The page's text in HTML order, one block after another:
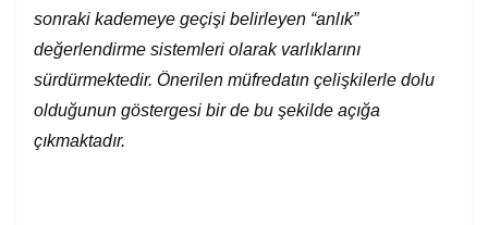
sonraki kademeye geçişi belirleyen “anlık”
değerlendirme sistemleri olarak varlıklarını
sürdürmektedir. Önerilen müfredatın çelişkilerle dolu
olduğunun göstergesi bir de bu şekilde açığa
çıkmaktadır.